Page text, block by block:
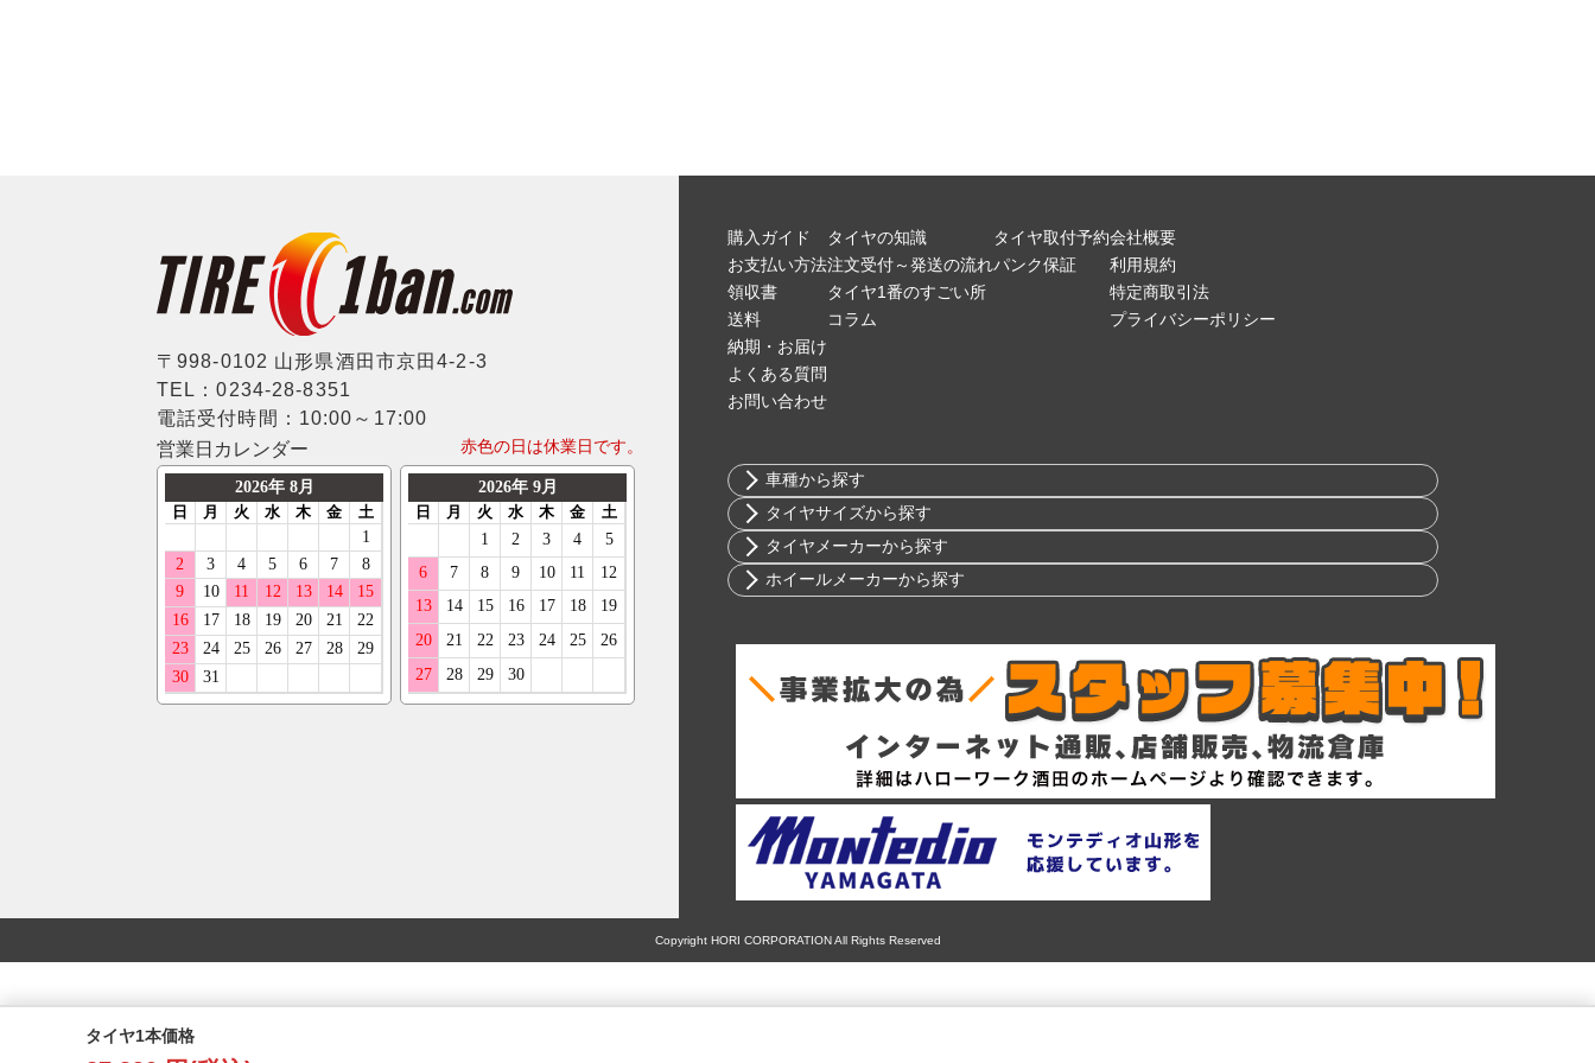
タイヤ1本価格
〒998-0102 山形県酒田市京田4-2-3
TEL：0234-28-8351
電話受付時間：10:00～17:00
営業日カレンダー
赤色の日は休業日です。
購入ガイド
お支払い方法
領収書
送料
納期・お届け
よくある質問
お問い合わせ
タイヤの知識
注文受付～発送の流れ
タイヤ1番のすごい所
コラム
タイヤ取付予約
パンク保証
会社概要
利用規約
特定商取引法
プライバシーポリシー
車種から探す
トヨタ
ニッサン
ホンダ
マツダ
ミツビシ
スズキ
アルファロメオ
アウディ
BMW
フィアット
ジャガー
タイヤサイズから探す
10インチ
12インチ
14インチ
15インチ
16インチ
19インチ
20インチ
21インチ
23インチ
タイヤメーカーから探す
ブリヂストン
ヨコハマ
ダンロップ
ピレリ
コンチネンタル
グッドイヤー
トーヨー
ファルケン
ハンコック
クムホ
マキシス
ホイールメーカーから探す
AKUT
Advanti Racing
APIO
ABE SHOKAI
American Racing
IMPUL
Balken
weds
SSR
Copyright HORI CORPORATION All Rights Reserved